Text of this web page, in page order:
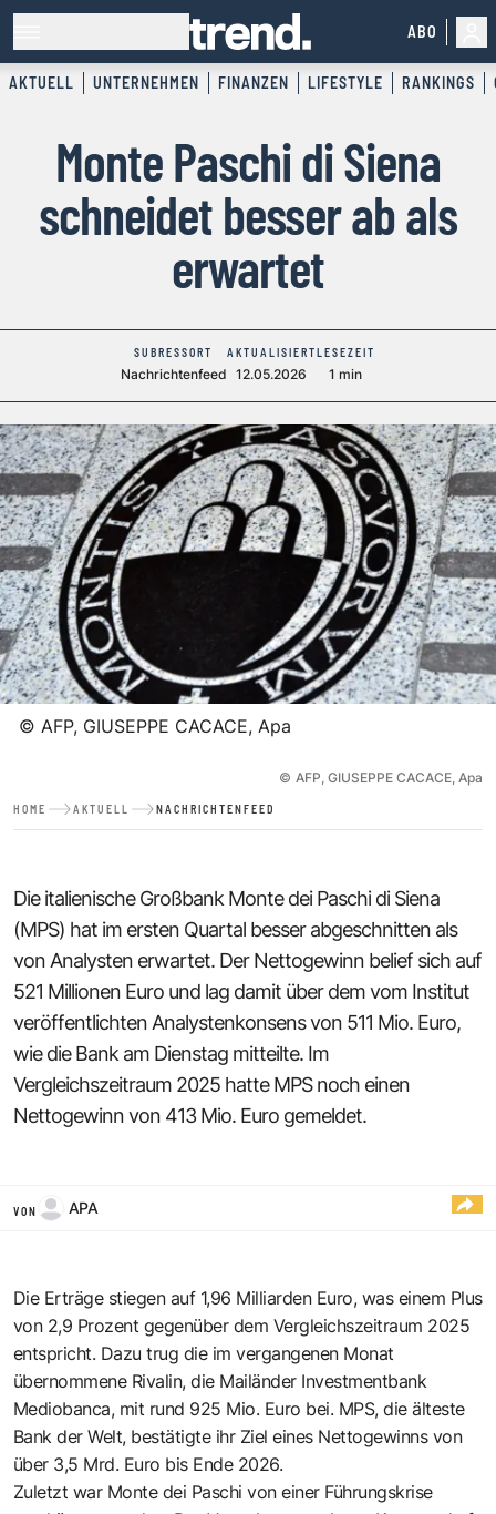
ABO
AKTUELL UNTERNEHMEN FINANZEN LIFESTYLE RANKINGS
Monte Paschi di Siena
schneidet besser ab als
erwartet
SUBRESSORT
Nachrichtenfeed
AKTUALISIERT
12.05.2026
LESEZEIT
1 min
© AFP, GIUSEPPE CACACE, Apa
© AFP, GIUSEPPE CACACE, Apa
HOME AKTUELL NACHRICHTENFEED
Die italienische Großbank Monte dei Paschi di Siena
(MPS) hat im ersten Quartal besser abgeschnitten als
von Analysten erwartet. Der Nettogewinn belief sich auf
521 Millionen Euro und lag damit über dem vom Institut
veröffentlichten Analystenkonsens von 511 Mio. Euro,
wie die Bank am Dienstag mitteilte. Im
Vergleichszeitraum 2025 hatte MPS noch einen
Nettogewinn von 413 Mio. Euro gemeldet.
VON APA
Die Erträge stiegen auf 1,96 Milliarden Euro, was einem Plus
von 2,9 Prozent gegenüber dem Vergleichszeitraum 2025
entspricht. Dazu trug die im vergangenen Monat
übernommene Rivalin, die Mailänder Investmentbank
Mediobanca, mit rund 925 Mio. Euro bei. MPS, die älteste
Bank der Welt, bestätigte ihr Ziel eines Nettogewinns von
über 3,5 Mrd. Euro bis Ende 2026.
Zuletzt war Monte dei Paschi von einer Führungskrise